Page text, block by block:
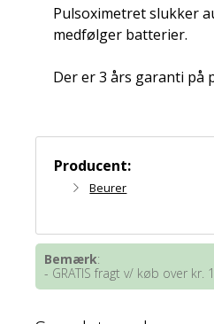
Pulsoximetret slukker
medfølger batterier.
Der er 3 års garanti på
Producent:
Beurer
Bemærk:
- GRATIS fragt v/ køb over kr.